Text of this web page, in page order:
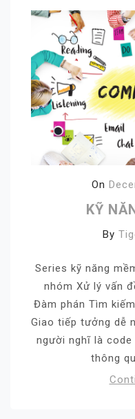
On
KỸ
By
Series kỹ năng
nhóm Xử lý vấn
Đàm phán Tìm
Giao tiếp tưởng dễ
người nghĩ là
thông